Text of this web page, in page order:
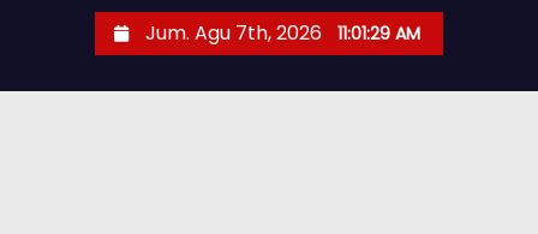
Jum. Agu 7th, 2026 11:01:30 AM